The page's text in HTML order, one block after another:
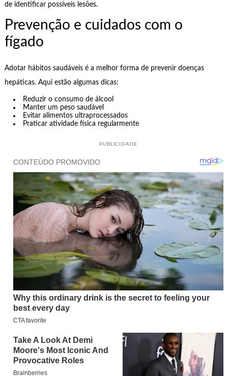
de identificar possíveis lesões.
Prevenção e cuidados com o
fígado
Adotar hábitos saudáveis é a melhor forma de prevenir doenças
hepáticas. Aqui estão algumas dicas:
Reduzir o consumo de álcool
Manter um peso saudável
Evitar alimentos ultraprocessados
Praticar atividade física regularmente
PUBLICIDADE